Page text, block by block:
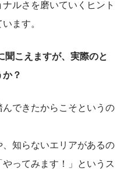
ルさを磨いていくヒント
ます。
聞こえますが、実際のと
？
できたからこそというの
知らないエリアがあるの
ってみます！」というス